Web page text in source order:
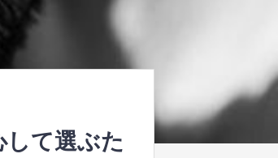
して選ぶた